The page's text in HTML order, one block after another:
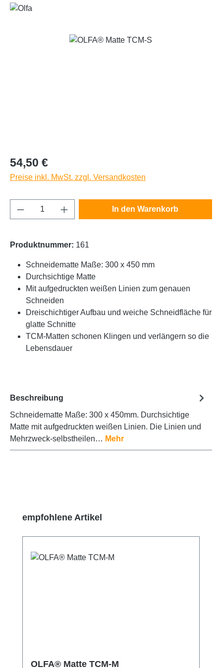
Bildergalerie überspringen
Regulärer Preis:
54,50 €
Preise inkl. MwSt. zzgl. Versandkosten
Produkt Anzahl: Gib den gewünschten
In den Warenkorb
Produktnummer: 161
Schneidematte Maße: 300 x 450 mm
Durchsichtige Matte
Mit aufgedruckten weißen Linien zum genauen
Schneiden
Dreischichtiger Aufbau und weiche Schneidfläche für
glatte Schnitte
TCM-Matten schonen Klingen und verlängern so die
Lebensdauer
Beschreibung
Schneidematte Maße: 300 x 450mm. Durchsichtige
Matte mit aufgedruckten weißen Linien. Die Linien und
Mehrzweck-selbstheilen… Mehr
Produktgalerie überspringen
empfohlene Artikel
OLFA® Matte TCM-M